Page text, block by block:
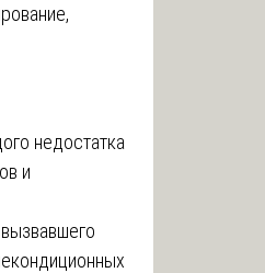
недостатка
и